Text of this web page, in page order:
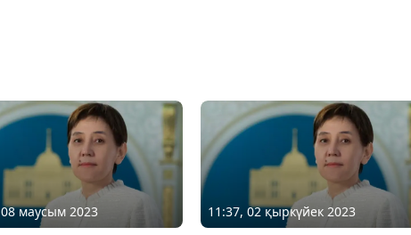
маусым 2023 11:37, 02 қыркүйек 2023